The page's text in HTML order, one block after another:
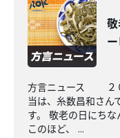
方言ニュース ２０
当は、糸数昌和さん
す。 敬老の日にち
このほど、 ...